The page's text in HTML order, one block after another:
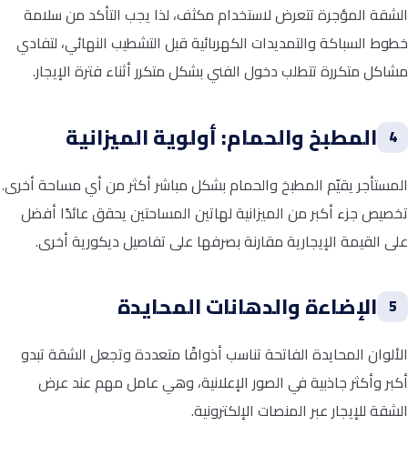
الشقة المؤجرة تتعرض لاستخدام مكثف، لذا يجب التأكد من سلامة
خطوط السباكة والتمديدات الكهربائية قبل التشطيب النهائي، لتفادي
مشاكل متكررة تتطلب دخول الفني بشكل متكرر أثناء فترة الإيجار.
4 المطبخ والحمام: أولوية الميزانية
المستأجر يقيّم المطبخ والحمام بشكل مباشر أكثر من أي مساحة أخرى.
تخصيص جزء أكبر من الميزانية لهاتين المساحتين يحقق عائدًا أفضل
على القيمة الإيجارية مقارنة بصرفها على تفاصيل ديكورية أخرى.
5 الإضاءة والدهانات المحايدة
الألوان المحايدة الفاتحة تناسب أذواقًا متعددة وتجعل الشقة تبدو
أكبر وأكثر جاذبية في الصور الإعلانية، وهي عامل مهم عند عرض
الشقة للإيجار عبر المنصات الإلكترونية.